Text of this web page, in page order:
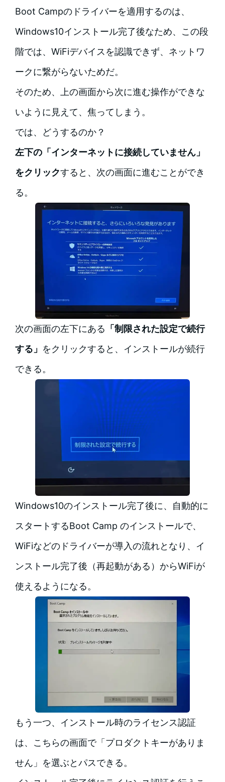
Boot Campのドライバーを適用するのは、
Windows10インストール完了後なため、この段
階では、WiFiデバイスを認識できず、ネットワ
ークに繋がらないためだ。
そのため、上の画面から次に進む操作ができな
いように見えて、焦ってしまう。
では、どうするのか？
左下の「インターネットに接続していません」
をクリックすると、次の画面に進むことができ
る。
次の画面の左下にある 「制限された設定で続行
する」 をクリックすると、インストールが続行
できる。
Windows10のインストール完了後に、自動的に
スタートするBoot Camp のインストールで、
WiFiなどのドライバーが導入の流れとなり、イ
ンストール完了後（再起動がある）からWiFiが
使えるようになる。
もう一つ、インストール時のライセンス認証
は、こちらの画面で「プロダクトキーがありま
せん」を選ぶとパスできる。